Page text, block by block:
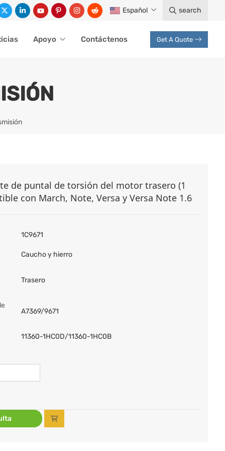
Español search
Apoyo Contáctenos Get A Quote
de puntal de torsión del motor trasero (1
con March, Note, Versa y Versa Note 1.6
1C9671
Caucho y hierro
Trasero
A7369/9671
11360-1HC0D/11360-1HC0B